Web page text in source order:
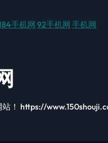
手机网 92手机网 手机网
！ https://